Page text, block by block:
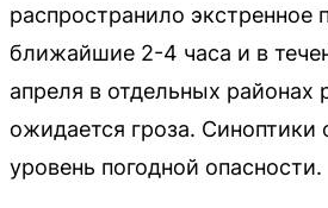
распространило экстренное
ближайшие 2-4 часа и в
апреля в отдельных районах
ожидается гроза.
уровень погодной опасности.